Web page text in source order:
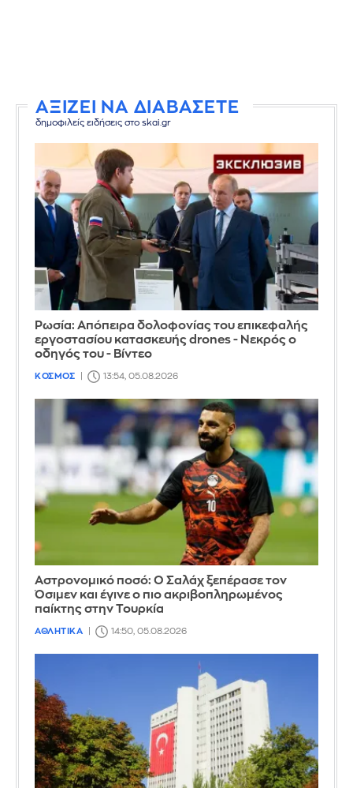
ΑΞΙΖΕΙ ΝΑ ΔΙΑΒΑΣΕΤΕ
δημοφιλείς ειδήσεις στο skai.gr
Ρωσία: Απόπειρα δολοφονίας του επικεφαλής
εργοστασίου κατασκευής drones - Νεκρός ο
οδηγός του - Βίντεο
ΚΟΣΜΟΣ 13:54, 05.08.2026
Αστρονομικό ποσό: Ο Σαλάχ ξεπέρασε τον
Όσιμεν και έγινε ο πιο ακριβοπληρωμένος
παίκτης στην Τουρκία
ΑΘΛΗΤΙΚΑ 14:50, 05.08.2026